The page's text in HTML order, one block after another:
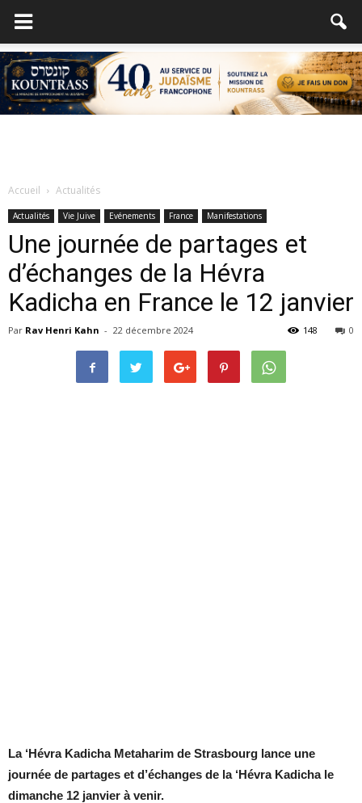
Accueil Actualités
Actualités Vie Juive Evénements France Manifestations
Une journée de partages et
d’échanges de la Hévra
Kadicha en France le 12 janvier
Par Rav Henri Kahn - 22 décembre 2024 0
148
La ‘Hévra Kadicha Metaharim de Strasbourg lance une
journée de partages et d’échanges de la ‘Hévra Kadicha le
dimanche 12 janvier à venir.